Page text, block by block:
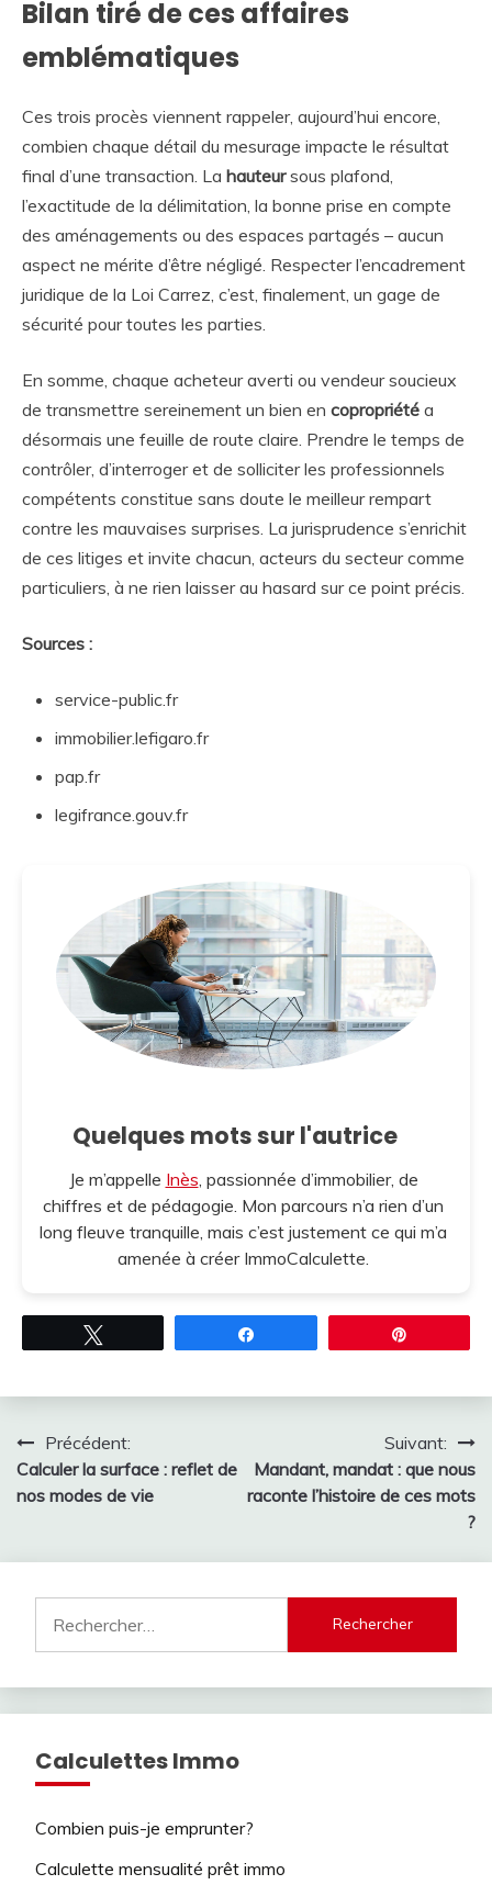
Bilan tiré de ces affaires
emblématiques
Ces trois procès viennent rappeler, aujourd’hui encore,
combien chaque détail du mesurage impacte le résultat
final d’une transaction. La hauteursous plafond,
l’exactitude de la délimitation, la bonne prise en compte
des aménagements ou des espaces partagés – aucun
aspect ne mérite d’être négligé. Respecter l’encadrement
juridique de la Loi Carrez, c’est, finalement, un gage de
sécurité pour toutes les parties.
En somme, chaque acheteur averti ou vendeur soucieux
de transmettre sereinement un bien en copropriété a
désormais une feuille de route claire. Prendre le temps de
contrôler, d’interroger et de solliciter les professionnels
compétents constitue sans doute le meilleur rempart
contre les mauvaises surprises. La jurisprudence s’enrichit
de ces litiges et invite chacun, acteurs du secteur comme
particuliers, à ne rien laisser au hasard sur ce point précis.
Sources :
service-public.fr
immobilier.lefigaro.fr
pap.fr
legifrance.gouv.fr
Quelques mots sur l'autrice
Je m’appelle Inès , passionnée d’immobilier, de
chiffres et de pédagogie. Mon parcours n’a rien d’un
long fleuve tranquille, mais c’est justement ce qui m’a
amenée à créer ImmoCalculette.
Navigation
de
Précédent:
Calculer la surface : reflet de
nos modes de vie
Suivant:
Mandant, mandat : que nous
raconte l’histoire de ces mots
?
Calculettes Immo
Combien puis-je emprunter?
Calculette mensualité prêt immo